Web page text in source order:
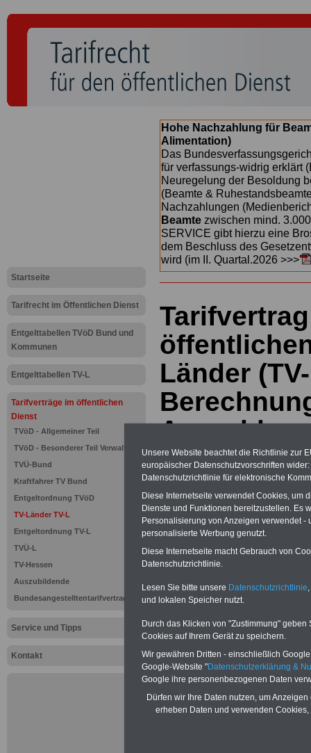
Startseite
Tarifrecht im Öffentlichen Dienst
Entgelttabellen TVöD Bund und
Kommunen
Entgelttabellen TV-L
Tarifverträge im öffentlichen
Dienst
TVöD - Allgemeiner Teil
TVöD - Besonderer Teil Verwaltung
TVÜ-Bund
Kraftfahrer TV Bund
Entgeltordnung TVöD
TV-Länder TV-L
Entgeltordnung TV-L
TVÜ-L
TV-Hessen
Auszubildende
Bundesangestelltentarifvertrag
Service und Tipps
Kontakt
Hohe Nachzahlung für
Alimentation)
Das
für verfassungs-widrig erklärt
Neuregelung der Besoldung
(Beamte &
Nachzahlungen
Beamte zwischen mind.
SERVICE gibt hierzu eine
dem Beschluss des
wird (im II. Quartal.2026 >>>
Länder
Neu aufgelegt: Oktober
Zur Übersicht
Tarifvertrag
öffentlichen
Unsere Website beachtet die Richtlinie zur
europäischer Datenschutzvorschriften
Datenschutzrichtlinie für elektronische
Diese Internetseite verwendet Cookies, um
Dienste und Funktionen bereitzustellen. Es
Personalisierung von Anzeigen verwendet
personalisierte Werbung genutzt.
Diese Internetseite macht Gebrauch von
Datenschutzrichtlinie.
Lesen Sie bitte unsere Datenschutzrichtlinie
und lokalen Speicher nutzt.
Durch das Klicken von "Zustimmung"
Cookies auf Ihrem Gerät zu speichern.
Wir gewähren Dritten - einschließlich
Google-Website "Datenschutzerklärung &
Google ihre personenbezogenen Daten
Dürfen wir Ihre Daten nutzen, um
erheben Daten und verwenden